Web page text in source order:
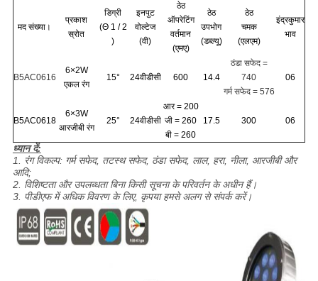
मद संख्या।
प्रकाश
स्रोत
डिग्री
(Θ 1 / 2
)
इनपुट
वोल्टेज
(वी)
ठेठ
ऑपरेटिंग
वर्तमान
(एमए)
ठेठ
उपभोग
(डब्ल्यू)
ठेठ
चमक
(एलएम)
इंद्रकुमार
भाव
B5AC0616
6×2W
एकल रंग
15° 24वीडीसी 600 14.4
ठंडा सफेद =
740
गर्म सफेद = 576
06
B5AC0618
6×3W
आरजीबी रंग
25° 24वीडीसी
आर = 200
जी = 260
बी = 260
17.5 300 06
ध्यान दें:
1. रंग विकल्प: गर्म सफेद, तटस्थ सफेद, ठंडा सफेद, लाल, हरा, नीला, आरजीबी और
आदि;
2. विशिष्टता और उपलब्धता बिना किसी सूचना के परिवर्तन के अधीन हैं।
3. पीडीएफ में अधिक विवरण के लिए, कृपया हमसे अलग से संपर्क करें।